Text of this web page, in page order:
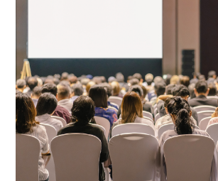
對策略。誠摯邀請業界先進與高
參與。